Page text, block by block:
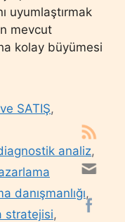
uyumlaştırmak
mevcut
kolay büyümesi
SATIŞ,
analiz,
danışmanlığı,
stratejisi,